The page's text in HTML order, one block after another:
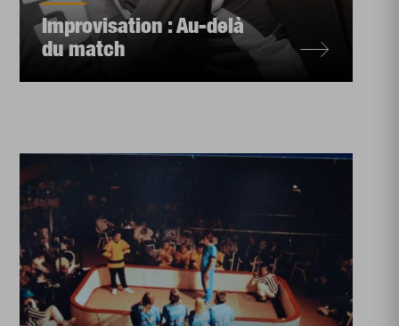
Improvisation : Au-delà
du match